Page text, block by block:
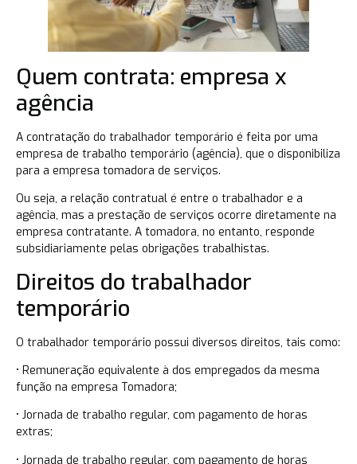
Quem contrata: empresa x
agência
A contratação do trabalhador temporário é feita por uma
empresa de trabalho temporário (agência), que o disponibiliza
para a empresa tomadora de serviços.
Ou seja, a relação contratual é entre o trabalhador e a
agência, mas a prestação de serviços ocorre diretamente na
empresa contratante. A tomadora, no entanto, responde
subsidiariamente pelas obrigações trabalhistas.
Direitos do trabalhador
temporário
O trabalhador temporário possui diversos direitos, tais como:
• Remuneração equivalente à dos empregados da mesma
função na empresa Tomadora;
• Jornada de trabalho regular, com pagamento de horas
extras;
• Jornada de trabalho regular, com pagamento de horas